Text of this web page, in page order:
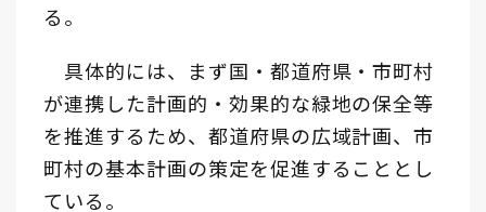
る。
具体的には、まず国・都道府県・市町村
が連携した計画的・効果的な緑地の保全等
を推進するため、都道府県の広域計画、市
町村の基本計画の策定を促進することとし
ている。